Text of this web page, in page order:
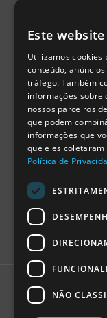
Centro de
1999 - 2026
Este
Utilizamos cookies
conteúdo,
tráfego. Também
informações sobre
nossos parceiros
que podem
informações que
que eles coletaram
Política de
NÃO